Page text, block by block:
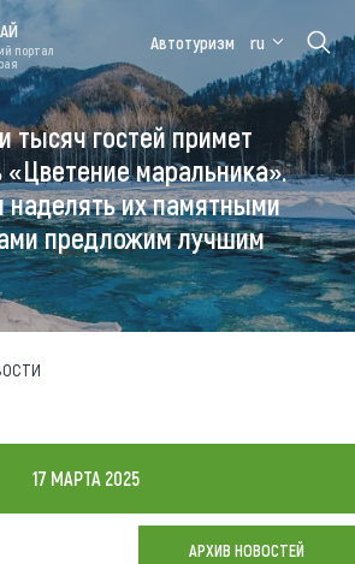
Медицинский
форум
Алтайская
зимовка
портал
Автотуризм ru
тысяч гостей примет
«Цветение маральника».
наделять их памятными
предложим лучшим
17 МАРТА 2025
АРХИВ НОВОСТЕЙ